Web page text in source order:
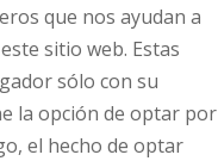
que nos ayudan a
sitio web. Estas
sólo con su
la opción de optar por
el hecho de optar